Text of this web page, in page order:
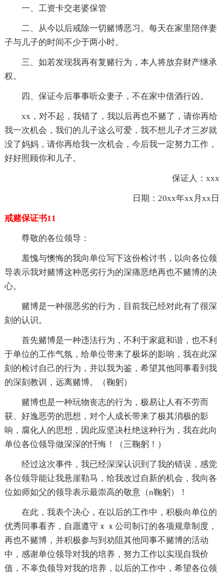
一、工资卡交老婆保管
二、从今以后戒除一切赌博恶习。每天在家里陪伴妻
子与儿子的时间不少于两小时。
三、如若发现我再有复赌行为，本人将放弃财产继承
权。
四、保证今后事事听众妻子，不在家中借酒行凶。
xx，对不起，我错了，我以后再也不赌了，请你再给
我一次机会，我们的儿子这么可爱，我不想儿子才三岁就
没了妈妈，请你再给我一次机会，今后我一定努力工作，
好好照顾你和儿子。
保证人：xxx
日期：20xx年xx月xx日
戒赌保证书11
尊敬的各位领导：
羞愧与懊悔的我向单位写下这份检讨书，以向各位领
导表示我对赌博这种恶劣行为的深痛恶绝再也不赌博的决
心。
赌博是一种很恶劣的行为，目前我已经对此有了很深
刻的认识。
首先赌博是一种违法行为，不利于家庭和谐，也不利
于单位的工作气氛，给单位带来了极坏的影响，我在此深
刻的检讨自己的行为，并以我为鉴，希望其他同事看到我
的深刻教训，远离赌博。（鞠躬）
赌博也是一种玩物丧志的行为，极易让人有不劳而
获、好逸恶劳的思想，对个人成长带来了极其消极的影
响，腐化人的思想，因此应坚决杜绝这种行为，我在此向
单位各位领导做深深的忏悔！（三鞠躬！）
经过这次事件，我已经深深认识到了我的错误，感觉
各位领导能让我悬崖勒马，给我改过自新的机会，我向各
位如师如父的领导表示最崇高的敬意（n鞠躬）！
在此，我表个决心，在以后的工作中，积极向单位的
优秀同事看齐，自愿遵守ｘｘ公司制订的各项规章制度，
再也不赌博，并积极参与到劝阻其他同事不赌博的活动
中，感谢单位领导对我的培养，努力工作以实现自我价
值，不辜负领导对我的培养，以后的工作中，希望各位领